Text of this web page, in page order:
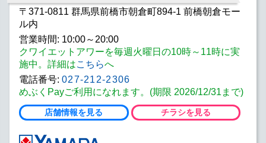
〒371-0811 群馬県前橋市朝倉町894-1 前橋朝倉モー
ル内
営業時間: 10:00～20:00
クワイエットアワーを毎週火曜日の10時～11時に実
施中。詳細はこちらへ
電話番号: 027-212-2306
めぶくPayご利用になれます。(期限 2026/12/31まで)
店舗情報を見る チラシを見る